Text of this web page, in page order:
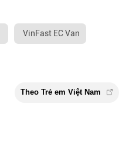
VinFast EC Van